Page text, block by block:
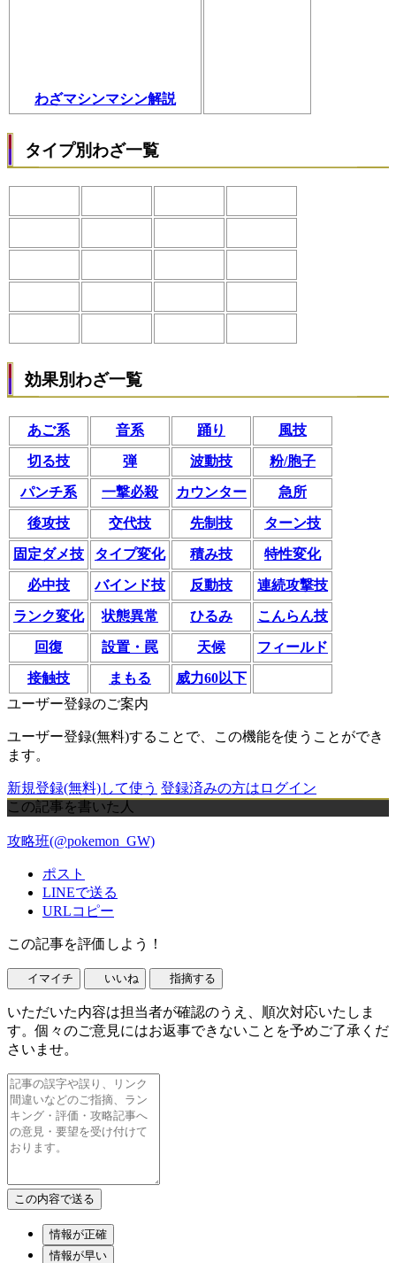
わざマシンマシン解説
タイプ別わざ一覧
効果別わざ一覧
あご系 音系 踊り 風技
切る技 弾 波動技 粉/胞子
パンチ系 一撃必殺 カウンター 急所
後攻技 交代技 先制技 ターン技
固定ダメ技 タイプ変化 積み技 特性変化
必中技 バインド技 反動技 連続攻撃技
ランク変化 状態異常 ひるみ こんらん技
回復 設置・罠 天候 フィールド
接触技 まもる
威力60以下
ユーザー登録のご案内
ユーザー登録(無料)することで、この機能を使うことができ
ます。
新規登録(無料)して使う 登録済みの方はログイン
この記事を書いた人
攻略班(@pokemon_GW)
ポスト
LINEで送る
URLコピー
この記事を評価しよう！
イマイチ いいね 指摘する
いただいた内容は担当者が確認のうえ、順次対応いたしま
す。個々のご意見にはお返事できないことを予めご了承くだ
さいませ。
情報が正確
情報が早い